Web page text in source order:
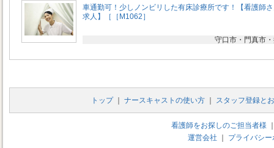
車通勤可！少しノンビリした有床診療所です！【看護師
求人】［［M1062］
守口市・門真市
トップ｜ ナースキャストの使い方｜ スタッフ登録と
看護師をお探しのご担当者様
運営会社
プライバシ